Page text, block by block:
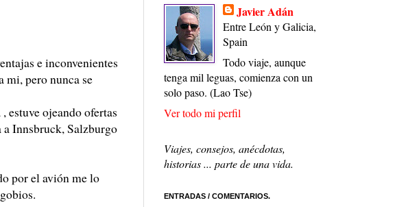
e inconvenientes
mi, pero nunca se
ojeando ofertas
Innsbruck, Salzburgo
por el avión me lo
Javier Adán
Entre León y Galicia,
Spain
Todo viaje, aunque
tenga mil leguas, comienza con un
solo paso. (Lao Tse)
Ver todo mi perfil
Viajes, consejos, anécdotas,
historias ... parte de una vida.
ENTRADAS / COMENTARIOS.